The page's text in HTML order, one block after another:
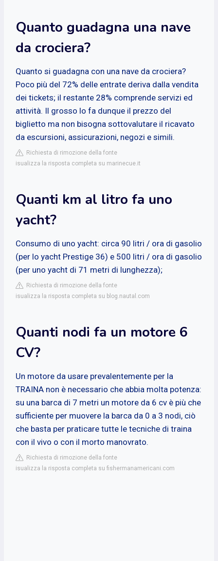
Quanto guadagna una nave
da crociera?
Quanto si guadagna con una nave da crociera?
Poco più del 72% delle entrate deriva dalla vendita
dei tickets; il restante 28% comprende servizi ed
attività. Il grosso lo fa dunque il prezzo del
biglietto ma non bisogna sottovalutare il ricavato
da escursioni, assicurazioni, negozi e simili.
Richiesta di rimozione della fonte
isualizza la risposta completa su marinecue.it
Quanti km al litro fa uno
yacht?
Consumo di uno yacht: circa 90 litri / ora di gasolio
(per lo yacht Prestige 36) e 500 litri / ora di gasolio
(per uno yacht di 71 metri di lunghezza);
Richiesta di rimozione della fonte
isualizza la risposta completa su blog.nautal.com
Quanti nodi fa un motore 6
CV?
Un motore da usare prevalentemente per la
TRAINA non è necessario che abbia molta potenza:
su una barca di 7 metri un motore da 6 cv è più che
sufficiente per muovere la barca da 0 a 3 nodi, ciò
che basta per praticare tutte le tecniche di traina
con il vivo o con il morto manovrato.
Richiesta di rimozione della fonte
isualizza la risposta completa su fishermanamericani.com